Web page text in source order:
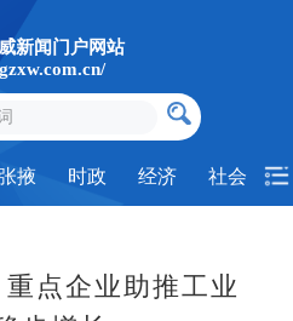
新闻门户网站
掖 时政 经济 社会
点企业助推工业